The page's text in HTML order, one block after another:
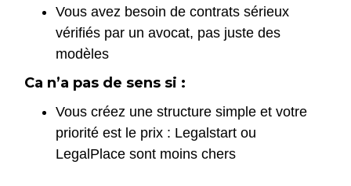
Vous avez besoin de contrats sérieux
vérifiés par un avocat, pas juste des
modèles
Ca n’a pas de sens si :
Vous créez une structure simple et votre
priorité est le prix : Legalstart ou
LegalPlace sont moins chers